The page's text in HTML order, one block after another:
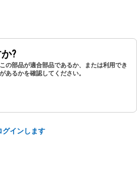
?
の部品が適合部品であるか、または利用でき
あるかを確認してください。
グインします